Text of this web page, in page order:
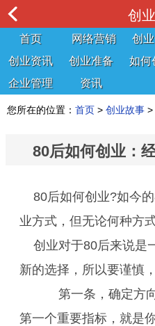
创
首页 网络营销 创
创业资讯
创业准备 如何
企业管理
资讯
您所在的位置： 首页 > 创业故事 >
80后如何创业：
80后如何创业?如今
业方式，但无论何种方
创业对于80后来说是
新的选择，所以要谨慎
第一条，确定方向
第一个重要指标，就是